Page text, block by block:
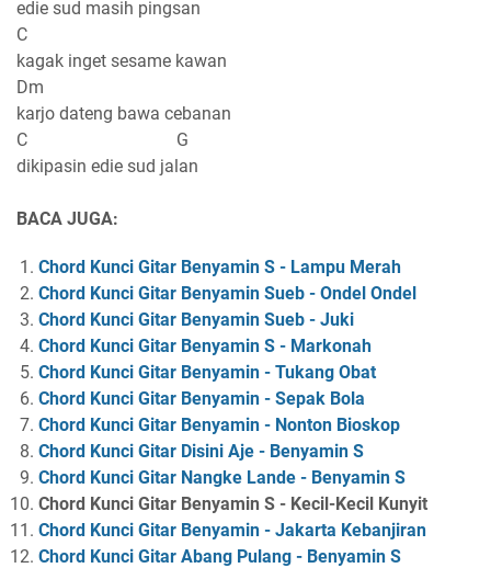
edie sud masih pingsan
C
kagak inget sesame kawan
Dm
karjo dateng bawa cebanan
C G
dikipasin edie sud jalan
BACA JUGA:
Chord Kunci Gitar Benyamin S - Lampu Merah
Chord Kunci Gitar Benyamin Sueb - Ondel Ondel
Chord Kunci Gitar Benyamin Sueb - Juki
Chord Kunci Gitar Benyamin S - Markonah
Chord Kunci Gitar Benyamin - Tukang Obat
Chord Kunci Gitar Benyamin - Sepak Bola
Chord Kunci Gitar Benyamin - Nonton Bioskop
Chord Kunci Gitar Disini Aje - Benyamin S
Chord Kunci Gitar Nangke Lande - Benyamin S
Chord Kunci Gitar Benyamin S - Kecil-Kecil Kunyit
Chord Kunci Gitar Benyamin - Jakarta Kebanjiran
Chord Kunci Gitar Abang Pulang - Benyamin S